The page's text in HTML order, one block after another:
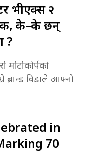
भीएक्स २
के–के छन्
?
मोटोकोर्पको
ब्रान्ड विडाले आफ्नो
in
70